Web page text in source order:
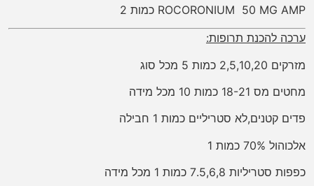
ROCORONIUM 50 MG AMP כמות 2
ערכה להכנת תרופות:
מזרקים 2,5,10,20 כמות 5 מכל סוג
מחטים מס 18-21 כמות 10 מכל מידה
פדים קטנים,לא סטריליים כמות 1 חבילה
אלכוהול 70% כמות 1
כפפות סטריליות 7.5,6,8 כמות 1 מכל מידה